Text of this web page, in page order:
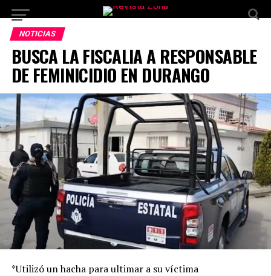
NOTICIAS
BUSCA LA FISCALIA A RESPONSABLE
DE FEMINICIDIO EN DURANGO
*Utilizó un hacha para ultimar a su víctima